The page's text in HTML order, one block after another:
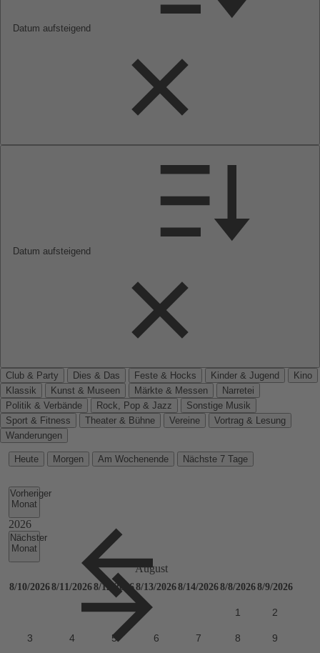
Datum aufsteigend
Datum aufsteigend
Club & Party Dies & Das Feste & Hocks Kinder & Jugend
Kino
Klassik
Kunst & Museen Märkte & Messen
Narretei
Politik & Verbände
Rock, Pop & Jazz
Sonstige Musik
Sport & Fitness
Theater & Bühne Vereine
Vortrag & Lesung
Wanderungen
Heute Morgen Am Wochenende Nächste 7 Tage
Vorheriger
Monat
Nächster
Monat